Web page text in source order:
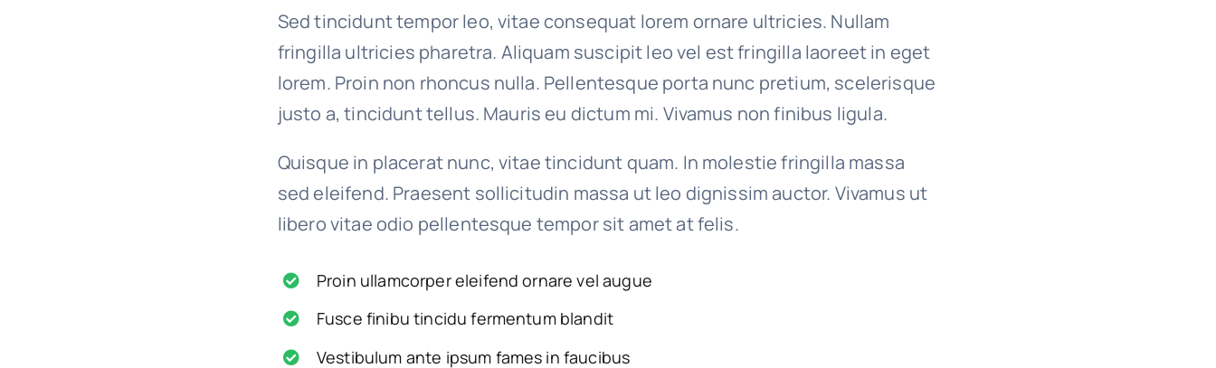
Sed tincidunt tempor leo, vitae consequat lorem ornare ultricies. Nullam
fringilla ultricies pharetra. Aliquam suscipit leo vel est fringilla laoreet in eget
lorem. Proin non rhoncus nulla. Pellentesque porta nunc pretium, scelerisque
justo a, tincidunt tellus. Mauris eu dictum mi. Vivamus non finibus ligula.
Quisque in placerat nunc, vitae tincidunt quam. In molestie fringilla massa
sed eleifend. Praesent sollicitudin massa ut leo dignissim auctor. Vivamus ut
libero vitae odio pellentesque tempor sit amet at felis.
Proin ullamcorper eleifend ornare vel augue
Fusce finibu tincidu fermentum blandit
Vestibulum ante ipsum fames in faucibus